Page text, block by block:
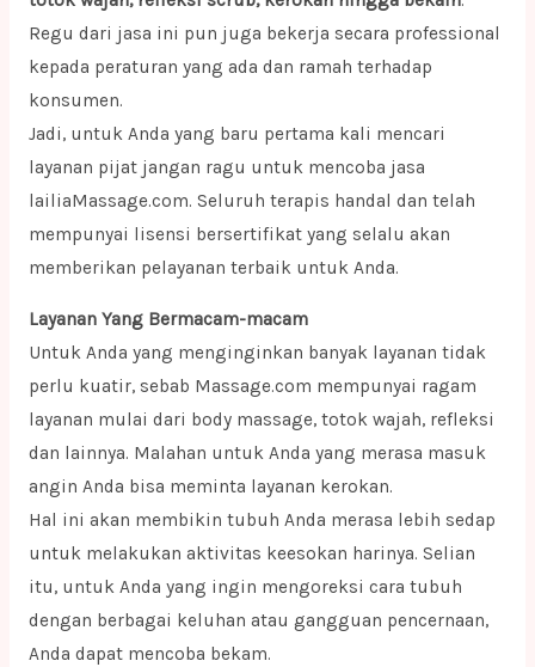
Regu dari jasa ini pun juga bekerja secara professional
kepada peraturan yang ada dan ramah terhadap
konsumen.
Jadi, untuk Anda yang baru pertama kali mencari
layanan pijat jangan ragu untuk mencoba jasa
lailiaMassage.com. Seluruh terapis handal dan telah
mempunyai lisensi bersertifikat yang selalu akan
memberikan pelayanan terbaik untuk Anda.
Layanan Yang Bermacam-macam
Untuk Anda yang menginginkan banyak layanan tidak
perlu kuatir, sebab Massage.com mempunyai ragam
layanan mulai dari body massage, totok wajah, refleksi
dan lainnya. Malahan untuk Anda yang merasa masuk
angin Anda bisa meminta layanan kerokan.
Hal ini akan membikin tubuh Anda merasa lebih sedap
untuk melakukan aktivitas keesokan harinya. Selian
itu, untuk Anda yang ingin mengoreksi cara tubuh
dengan berbagai keluhan atau gangguan pencernaan,
Anda dapat mencoba bekam.